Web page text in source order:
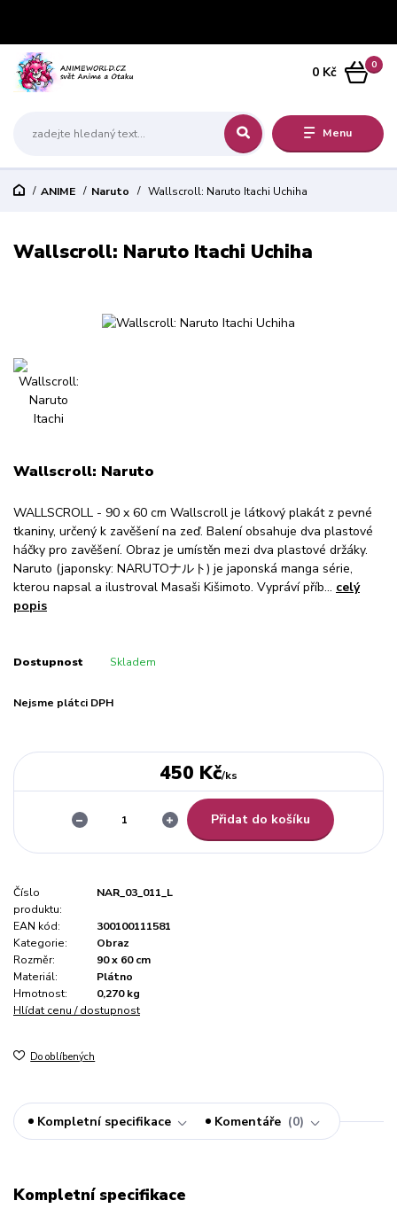
Menu
0
0 Kč
ANIME Naruto Wallscroll: Naruto Itachi Uchiha
Wallscroll: Naruto Itachi Uchiha
Wallscroll: Naruto
WALLSCROLL - 90 x 60 cm Wallscroll je látkový plakát z pevné
tkaniny, určený k zavěšení na zeď. Balení obsahuje dva plastové
háčky pro zavěšení. Obraz je umístěn mezi dva plastové držáky.
Naruto (japonsky: NARUTOナルト) je japonská manga série,
kterou napsal a ilustroval Masaši Kišimoto. Vypráví příb... celý
popis
Dostupnost Skladem
Nejsme plátci DPH
450 Kč/ks
Přidat do košíku
Číslo
produktu:
NAR_03_011_L
EAN kód:
300100111581
Kategorie:
Obraz
Rozměr:
90 x 60 cm
Materiál:
Plátno
Hmotnost:
0,270 kg
Hlídat cenu / dostupnost
Do oblíbených
Kompletní specifikace Komentáře 0
Kompletní specifikace